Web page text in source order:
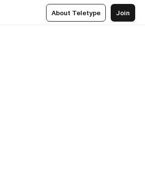
About Teletype Join